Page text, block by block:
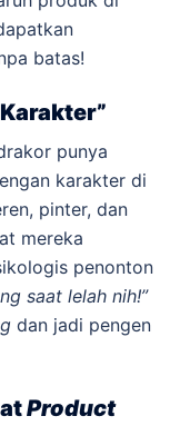
batas!
punya
karakter di
pinter, dan
mereka
penonton
saat lelah nih!”
dan jadi pengen
Product